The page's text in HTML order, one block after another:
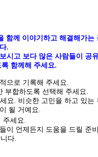
함께 이야기하고 해결해가는
.
시고 보다 많은 사람들이 공
함께해 주세요.
으로 기록해 주세요.
부합하도록 선택해 주세요.
요. 비슷한 고민을 하고 있는
될 거예요.
주세요.
이 언제든지 도움을 드릴 준
다.